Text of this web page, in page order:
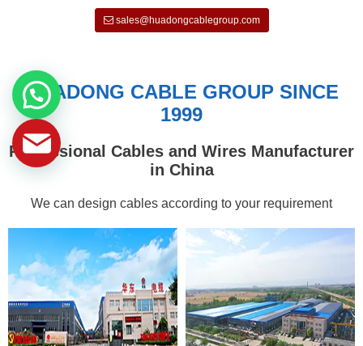
sales@huadongcablegroup.com
HUADONG CABLE GROUP SINCE
1999
Professional Cables and Wires Manufacturer
in China
We can design cables according to your requirement